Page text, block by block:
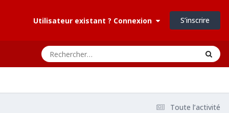
Utilisateur existant ? Connexion S’inscrire
Toute l’activité